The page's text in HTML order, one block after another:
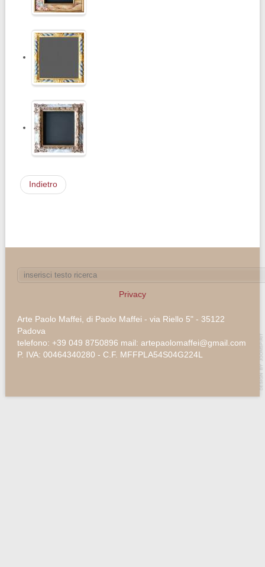
Indietro
Privacy
Arte Paolo Maffei, di Paolo Maffei - via Riello 5" - 35122
Padova
telefono: +39 049 8750896 mail: artepaolomaffei@gmail.com
P. IVA: 00464340280 - C.F. MFFPLA54S04G224L